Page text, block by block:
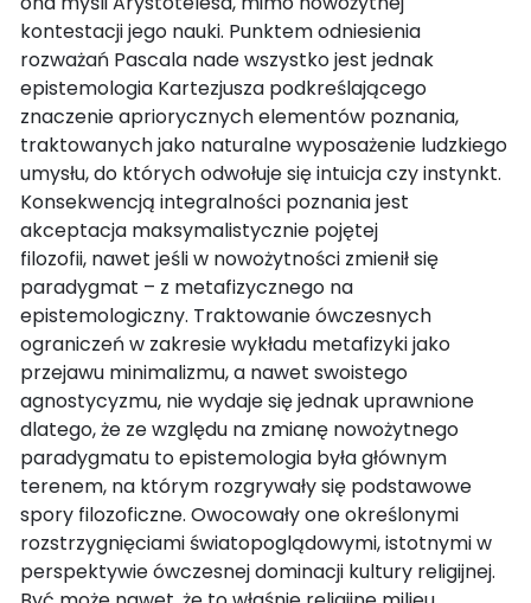
kontestacji jego nauki. Punktem odniesienia
rozważań Pascala nade wszystko jest jednak
epistemologia Kartezjusza podkreślającego
znaczenie apriorycznych elementów poznania,
traktowanych jako naturalne wyposażenie ludzkiego
umysłu, do których odwołuje się intuicja czy instynkt.
Konsekwencją integralności poznania jest
akceptacja maksymalistycznie pojętej
filozofii, nawet jeśli w nowożytności zmienił się
paradygmat – z metafizycznego na
epistemologiczny. Traktowanie ówczesnych
ograniczeń w zakresie wykładu metafizyki jako
przejawu minimalizmu, a nawet swoistego
agnostycyzmu, nie wydaje się jednak uprawnione
dlatego, że ze względu na zmianę nowożytnego
paradygmatu to epistemologia była głównym
terenem, na którym rozgrywały się podstawowe
spory filozoficzne. Owocowały one określonymi
rozstrzygnięciami światopoglądowymi, istotnymi w
perspektywie ówczesnej dominacji kultury religijnej.